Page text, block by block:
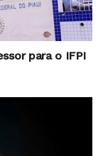
para o IFPI